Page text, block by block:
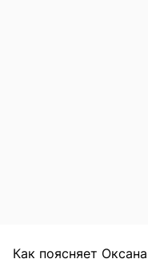
Как поясняет